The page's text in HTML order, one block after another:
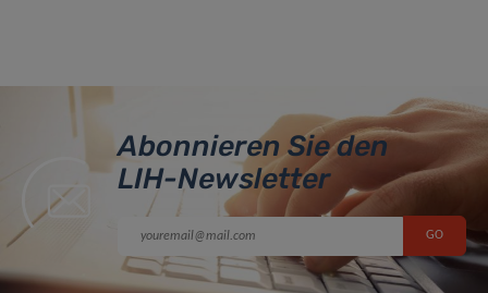
Abonnieren Sie den
LIH-Newsletter